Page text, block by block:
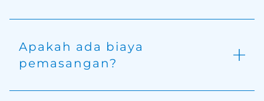
Apakah ada biaya
pemasangan?